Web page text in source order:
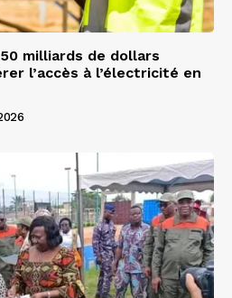
milliards de dollars
l’accès à l’électricité en